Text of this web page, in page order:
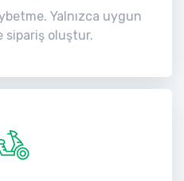
Yalnızca uygun
sipariş oluştur.